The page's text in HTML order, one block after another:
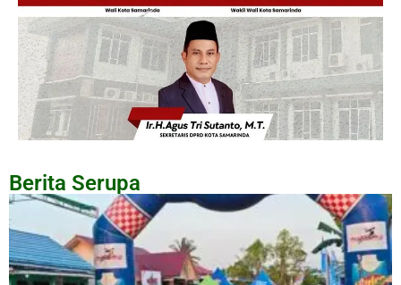
Berita Serupa